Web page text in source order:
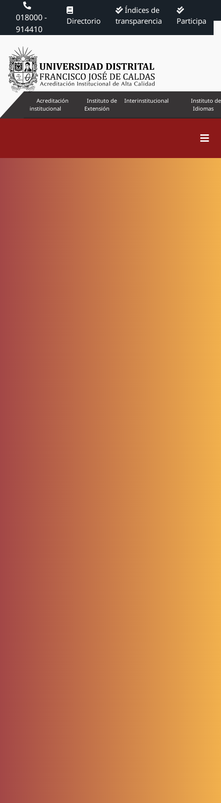
018000 -
914410
Directorio
Índices de
transparencia
Participa
Acreditación
institucional
Instituto de
Extensión
Interinstitucional
Instituto de
Idiomas